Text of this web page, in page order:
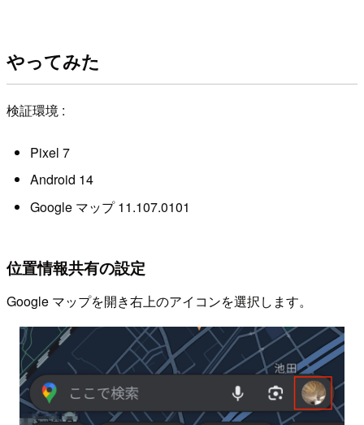
やってみた
検証環境 :
Pixel 7
Android 14
Google マップ 11.107.0101
位置情報共有の設定
Google マップを開き右上のアイコンを選択します。